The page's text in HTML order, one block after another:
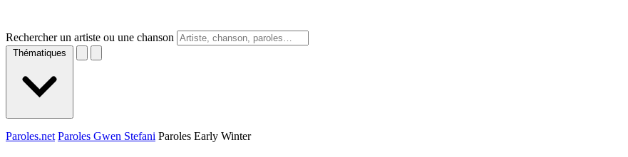
Rechercher un artiste ou une chanson
Thématiques
Paroles.net Paroles Gwen Stefani Paroles Early Winter